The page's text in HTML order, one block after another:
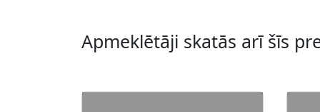
Apmeklētāji skatās arī šīs